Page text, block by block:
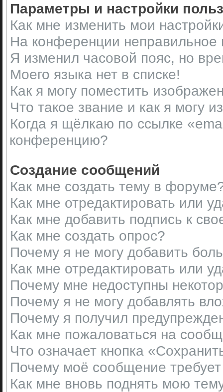
Параметры и настройки
Как мне изменить мои
На конференции неправильное
Я изменил часовой пояс, но
Моего языка нет в списке!
Как я могу поместить
Что такое звание и как я могу
Когда я щёлкаю по ссылке
конференцию?
Создание сообщений
Как мне создать тему в
Как мне отредактировать или
Как мне добавить подпись к
Как мне создать опрос?
Почему я не могу добавить
Как мне отредактировать или
Почему мне недоступны
Почему я не могу добавлять
Почему я получил
Как мне пожаловаться на
Что означает кнопка
Почему моё сообщение
Как мне вновь поднять мою